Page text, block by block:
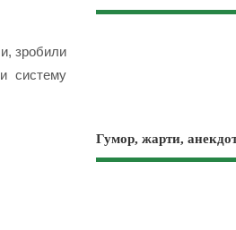
зробили
систему
Гумор, жарти,